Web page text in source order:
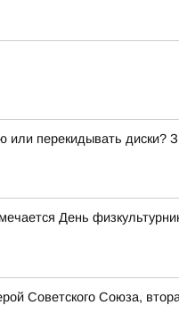
или перекидывать
День
Советского Союза,